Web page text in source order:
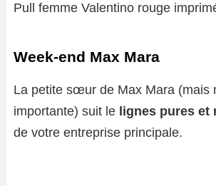
Pull femme Valentino rouge
Week-end Max Mara
La petite sœur de Max Mara (mais
importante) suit le lignes pures et
de votre entreprise principale.